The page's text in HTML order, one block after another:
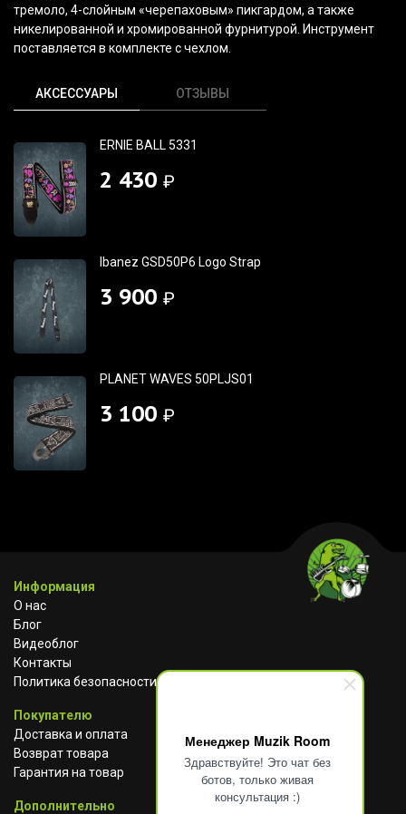
Менеджер Muzik Room
Здравствуйте! Это чат без
ботов, только живая
консультация :)
тремоло, 4-слойным «черепаховым» пикгардом, а также
никелированной и хромированной фурнитурой. Инструмент
поставляется в комплекте с чехлом.
АКСЕССУАРЫ ОТЗЫВЫ
ERNIE BALL 5331
2 430 ₽
Ibanez GSD50P6 Logo Strap
3 900 ₽
PLANET WAVES 50PLJS01
3 100 ₽
Информация
О нас
Блог
Видеоблог
Контакты
Политика безопасности
Покупателю
Доставка и оплата
Возврат товара
Гарантия на товар
Дополнительно